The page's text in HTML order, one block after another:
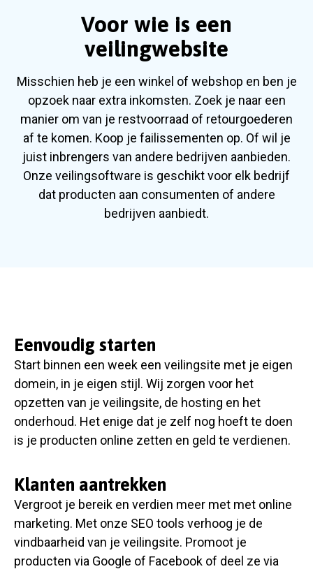
Voor wie is een
veilingwebsite
Misschien heb je een winkel of webshop en ben je
opzoek naar extra inkomsten. Zoek je naar een
manier om van je restvoorraad of retourgoederen
af te komen. Koop je failissementen op. Of wil je
juist inbrengers van andere bedrijven aanbieden.
Onze veilingsoftware is geschikt voor elk bedrijf
dat producten aan consumenten of andere
bedrijven aanbiedt.
Eenvoudig starten
Start binnen een week een veilingsite met je eigen
domein, in je eigen stijl. Wij zorgen voor het
opzetten van je veilingsite, de hosting en het
onderhoud. Het enige dat je zelf nog hoeft te doen
is je producten online zetten en geld te verdienen.
Klanten aantrekken
Vergroot je bereik en verdien meer met met online
marketing. Met onze SEO tools verhoog je de
vindbaarheid van je veilingsite. Promoot je
producten via Google of Facebook of deel ze via